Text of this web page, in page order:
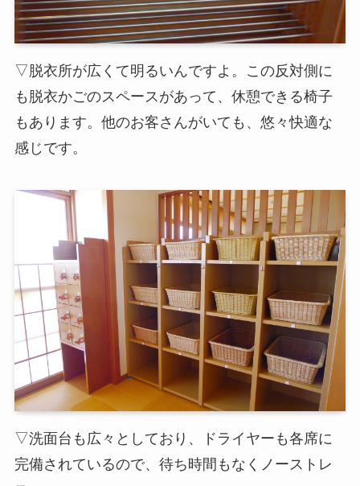
▽脱衣所が広くて明るいんですよ。この反対側に
も脱衣かごのスペースがあって、休憩できる椅子
もあります。他のお客さんがいても、悠々快適な
感じです。
▽洗面台も広々としており、ドライヤーも各席に
完備されているので、待ち時間もなくノーストレ